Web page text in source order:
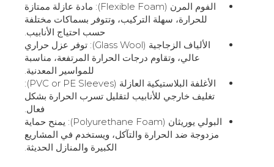
الفوم المرن (Flexible Foam): مادة عازلة ممتازة
للحرارة، سهلة التركيب، وتتوفر بسماكات مختلفة
حسب احتياج الأنابيب.
الألياف الزجاجية (Glass Wool): توفر عزل حراري
عالي، وتقاوم درجات الحرارة المرتفعة، مناسبة
للمواسير المعدنية.
الأغلفة البلاستيكية العازلة (PVC or PE Sleeves):
تغليف خارجي للأنابيب لتقليل تسرب الحرارة بشكل
فعال.
البولي يوريثان (Polyurethane Foam): يمنح حماية
مزدوجة ضد الحرارة والتآكل، ويستخدم في المشاريع
الكبيرة والمنازل الحديثة.